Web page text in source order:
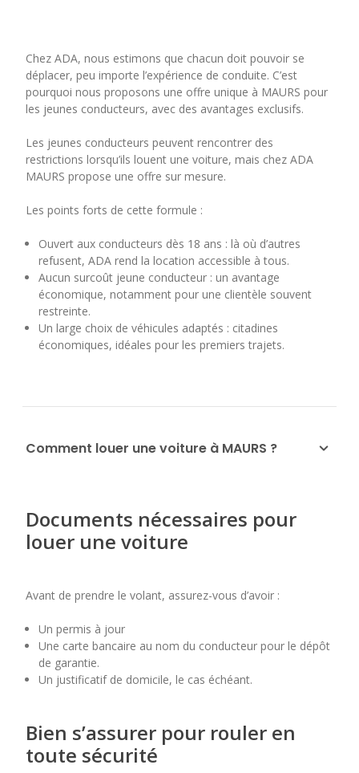
Chez ADA, nous estimons que chacun doit pouvoir se
déplacer, peu importe l’expérience de conduite. C’est
pourquoi nous proposons une offre unique à MAURS pour
les jeunes conducteurs, avec des avantages exclusifs.
Les jeunes conducteurs peuvent rencontrer des
restrictions lorsqu’ils louent une voiture, mais chez ADA
MAURS propose une offre sur mesure.
Les points forts de cette formule :
Ouvert aux conducteurs dès 18 ans : là où d’autres
refusent, ADA rend la location accessible à tous.
Aucun surcoût jeune conducteur : un avantage
économique, notamment pour une clientèle souvent
restreinte.
Un large choix de véhicules adaptés : citadines
économiques, idéales pour les premiers trajets.
Comment louer une voiture à MAURS ?
Documents nécessaires pour
louer une voiture
Avant de prendre le volant, assurez-vous d’avoir :
Un permis à jour
Une carte bancaire au nom du conducteur pour le dépôt
de garantie.
Un justificatif de domicile, le cas échéant.
Bien s’assurer pour rouler en
toute sécurité